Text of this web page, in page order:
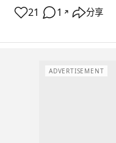
21 1 ↗ 分享
ADVERTISEMENT